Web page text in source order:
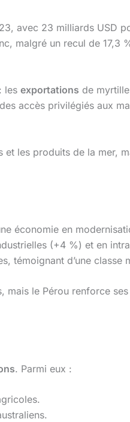
avec 23 milliards USD
malgré un recul de 17,3
les exportations de
accès privilégiés aux
les produits de la mer,
économie en
(+4 %) et en
témoignant d’une classe
le Pérou renforce
. Parmi eux :